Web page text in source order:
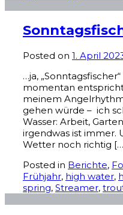
Posted on 1. April
…ja,
momentan
meinem
gehen würde – ich
Wasser: Arbeit,
irgendwas ist immer.
Wetter noch richtig
Posted in Berichte,
Frühjahr, high water,
spring, Streamer,